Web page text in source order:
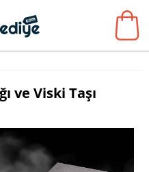
ve Viski Taşı